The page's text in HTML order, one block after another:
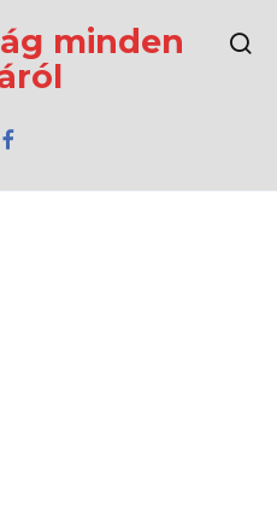
minden